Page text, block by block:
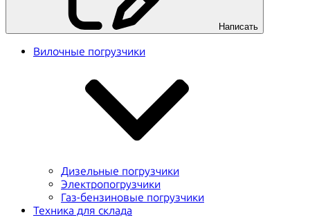
Написать
Вилочные погрузчики
Дизельные погрузчики
Электропогрузчики
Газ-бензиновые погрузчики
Техника для склада